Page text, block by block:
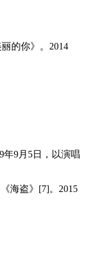
的你》。2014
年9月5日，以演唱
海盗》[7]。2015